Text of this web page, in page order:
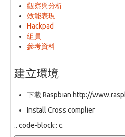
登入 / 註冊帳號
觀察與分析
效能表現
Hackpad
組員
參考資料
建立環境
下載 Raspbian http://
Install Cross complier
.. code-block:: c